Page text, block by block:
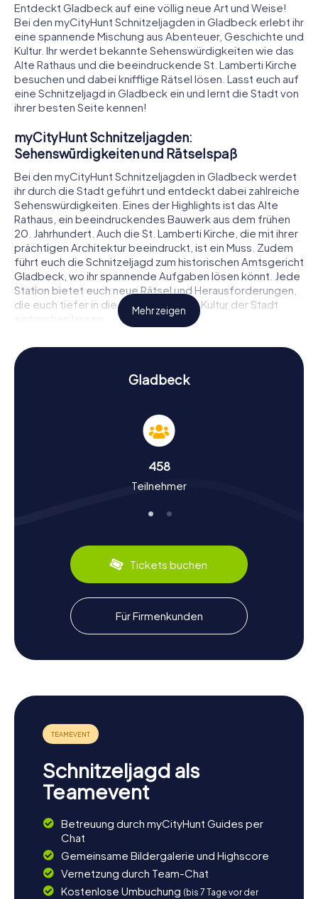
Entdeckt Gladbeck auf eine völlig neue Art und Weise!
Bei den myCityHunt Schnitzeljagden in Gladbeck erlebt ihr
eine spannende Mischung aus Abenteuer, Geschichte und
Kultur. Ihr werdet bekannte Sehenswürdigkeiten wie das
Alte Rathaus und die beeindruckende St. Lamberti Kirche
besuchen und dabei knifflige Rätsel lösen. Lasst euch auf
eine Schnitzeljagd in Gladbeck ein und lernt die Stadt von
ihrer besten Seite kennen!
myCityHunt Schnitzeljagden:
Sehenswürdigkeiten und Rätselspaß
Bei den myCityHunt Schnitzeljagden in Gladbeck werdet
ihr durch die Stadt geführt und entdeckt dabei zahlreiche
Sehenswürdigkeiten. Eines der Highlights ist das Alte
Rathaus, ein beeindruckendes Bauwerk aus dem frühen
20. Jahrhundert. Auch die St. Lamberti Kirche, die mit ihrer
prächtigen Architektur beeindruckt, ist ein Muss. Zudem
führt euch die Schnitzeljagd zum historischen Amtsgericht
Gladbeck, wo ihr spannende Aufgaben lösen könnt. Jede
Station bietet euch neue Rätsel und Herausforderungen,
die euch tiefer in die Geschichte und Kultur der Stadt
eintauchen lassen.
Schnitzeljagd in Gladbeck: Geschichte und
Kultur erleben
Während der Schnitzeljagd in Gladbeck erfahrt ihr viel
dass Gladbeck ursprünglich eine kleine ländliche
Gemeinde war, die sich durch den Kohleabbau Ende des
19. Jahrhunderts zu einer typischen Bergarbeiterstadt
mehr über diese spannende Entwicklung erfahren. Ihr lernt
interessante Fakten über die industrielle Vergangenheit
Beispiel hierfür ist das jährliche Appeltatenfest, bei dem
köstlichen Apfelkuchen bekannt ist.
Lasst euch auf eine Schnitzeljagd in Gladbeck ein und
entdeckt die kulinarischen Spezialitäten der Region.
Probiert lokale Köstlichkeiten und erlebt die Stadt aus
einer neuen Perspektive. Die myCityHunt Schnitzeljagden
in Gladbeck bieten euch eine einzigartige Möglichkeit, die
Geschichte, Kultur und Sehenswürdigkeiten dieser
faszinierenden Stadt zu erkunden. Viel Spaß bei eurer
Mehr zeigen
Gladbeck
458
Teilnehmer
Tickets buchen
Für Firmenkunden
Schnitzeljagd als
Teamevent
Betreuung durch myCityHunt Guides per
Chat
Gemeinsame Bildergalerie und Highscore
Vernetzung durch Team-Chat
Kostenlose Umbuchung (bis 7 Tage vor der